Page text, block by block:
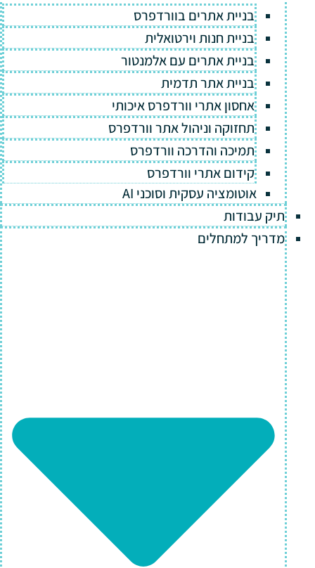
בניית אתרים בוורדפרס
בניית חנות וירטואלית
בניית אתרים עם אלמנטור
בניית אתר תדמית
אחסון אתרי וורדפרס איכותי
תחזוקה וניהול אתר וורדפרס
תמיכה והדרכה וורדפרס
קידום אתרי וורדפרס
אוטומציה עסקית וסוכני AI
תיק עבודות
מדריך למתחלים